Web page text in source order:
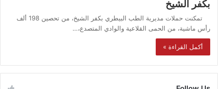
بكفر الشيخ
تمكنت حملات مديرية الطب البيطري بكفر الشيخ، من تحصين 198 ألف
رأس ماشية، من الحمى القلاعية والوادي المتصدع،…
أكمل القراءة »